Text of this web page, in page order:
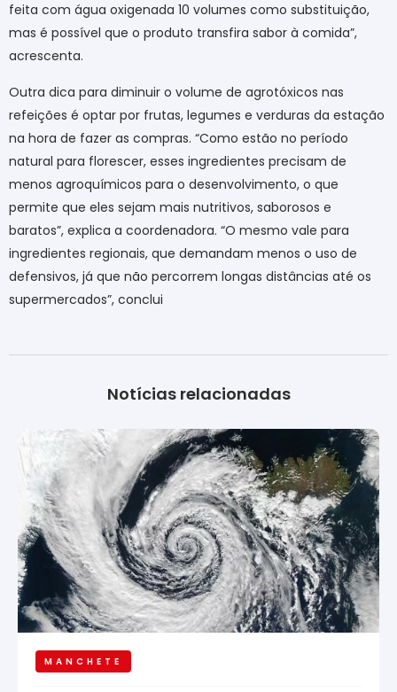
feita com água oxigenada 10 volumes como substituição,
mas é possível que o produto transfira sabor à comida”,
acrescenta.
Outra dica para diminuir o volume de agrotóxicos nas
refeições é optar por frutas, legumes e verduras da estação
na hora de fazer as compras. “Como estão no período
natural para florescer, esses ingredientes precisam de
menos agroquímicos para o desenvolvimento, o que
permite que eles sejam mais nutritivos, saborosos e
baratos”, explica a coordenadora. “O mesmo vale para
ingredientes regionais, que demandam menos o uso de
defensivos, já que não percorrem longas distâncias até os
supermercados”, conclui
Notícias relacionadas
MANCHETE